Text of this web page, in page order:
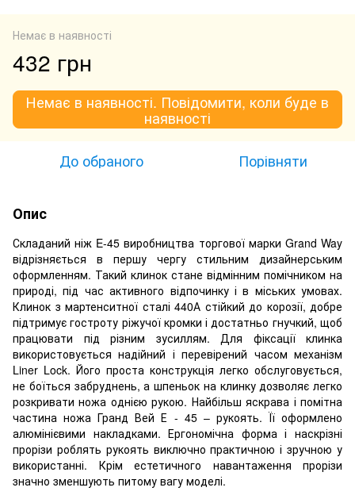
Немає в наявності
432 грн
Немає в наявності. Повідомити, коли буде в
наявності
До обраного Порівняти
Опис
Складаний ніж E-45 виробництва торгової марки Grand Way
відрізняється в першу чергу стильним дизайнерським
оформленням. Такий клинок стане відмінним помічником на
природі, під час активного відпочинку і в міських умовах.
Клинок з мартенситної сталі 440А стійкий до корозії, добре
підтримує гостроту ріжучої кромки і достатньо гнучкий, щоб
працювати під різним зусиллям. Для фіксації клинка
використовується надійний і перевірений часом механізм
Liner Lock. Його проста конструкція легко обслуговується,
не боїться забруднень, а шпеньок на клинку дозволяє легко
розкривати ножа однією рукою. Найбільш яскрава і помітна
частина ножа Гранд Вей Е - 45 – рукоять. Її оформлено
алюмінієвими накладками. Ергономічна форма і наскрізні
прорізи роблять рукоять виключно практичною і зручною у
використанні. Крім естетичного навантаження прорізи
значно зменшують питому вагу моделі.